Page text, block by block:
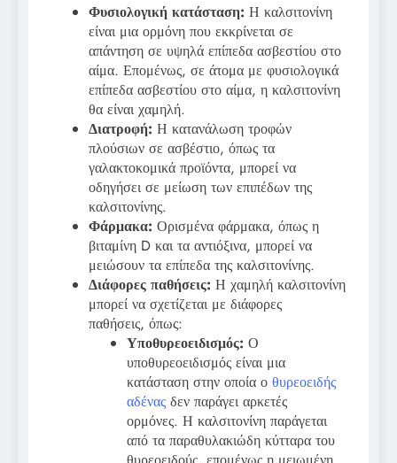
Φυσιολογική κατάσταση: Η καλσιτονίνη
είναι μια ορμόνη που εκκρίνεται σε
απάντηση σε υψηλά επίπεδα ασβεστίου στο
αίμα. Επομένως, σε άτομα με φυσιολογικά
επίπεδα ασβεστίου στο αίμα, η καλσιτονίνη
θα είναι χαμηλή.
Διατροφή: Η κατανάλωση τροφών
πλούσιων σε ασβέστιο, όπως τα
γαλακτοκομικά προϊόντα, μπορεί να
οδηγήσει σε μείωση των επιπέδων της
καλσιτονίνης.
Φάρμακα: Ορισμένα φάρμακα, όπως η
βιταμίνη D και τα αντιόξινα, μπορεί να
μειώσουν τα επίπεδα της καλσιτονίνης.
Διάφορες παθήσεις: Η χαμηλή καλσιτονίνη
μπορεί να σχετίζεται με διάφορες
παθήσεις, όπως:
Υποθυρεοειδισμός: Ο
υποθυρεοειδισμός είναι μια
κατάσταση στην οποία οθυρεοειδής
αδέναςδεν παράγει αρκετές
ορμόνες. Η καλσιτονίνη παράγεται
από τα παραθυλακιώδη κύτταρα του